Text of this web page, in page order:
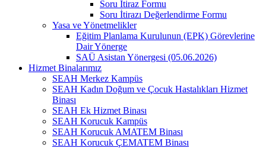
Soru İtiraz Formu
Soru İtirazı Değerlendirme Formu
Yasa ve Yönetmelikler
Eğitim Planlama Kurulunun (EPK) Görevlerine
Dair Yönerge
SAÜ Asistan Yönergesi (05.06.2026)
Hizmet Binalarımız
SEAH Merkez Kampüs
SEAH Kadın Doğum ve Çocuk Hastalıkları Hizmet
Binası
SEAH Ek Hizmet Binası
SEAH Korucuk Kampüs
SEAH Korucuk AMATEM Binası
SEAH Korucuk ÇEMATEM Binası